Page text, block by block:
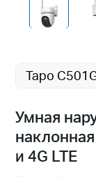
Tapo
Умная
и 4G LTE